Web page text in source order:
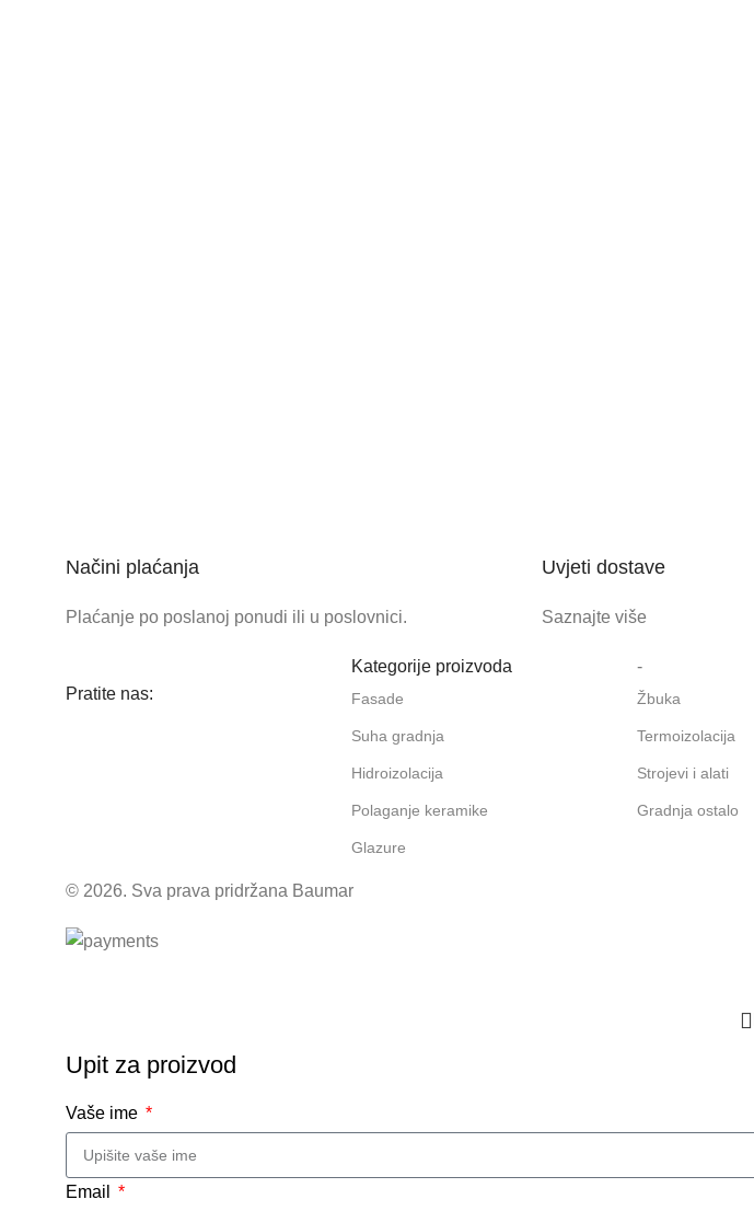
Načini plaćanja
Plaćanje po poslanoj ponudi ili u poslovnici.
Uvjeti dostave
Saznajte više
Pratite nas:
Kategorije proizvoda
Fasade
Suha gradnja
Hidroizolacija
Polaganje keramike
Glazure
-
Žbuka
Termoizolacija
Strojevi i alati
Gradnja ostalo
© 2026. Sva prava pridržana Baumar
Upit za proizvod
Vaše ime
Email